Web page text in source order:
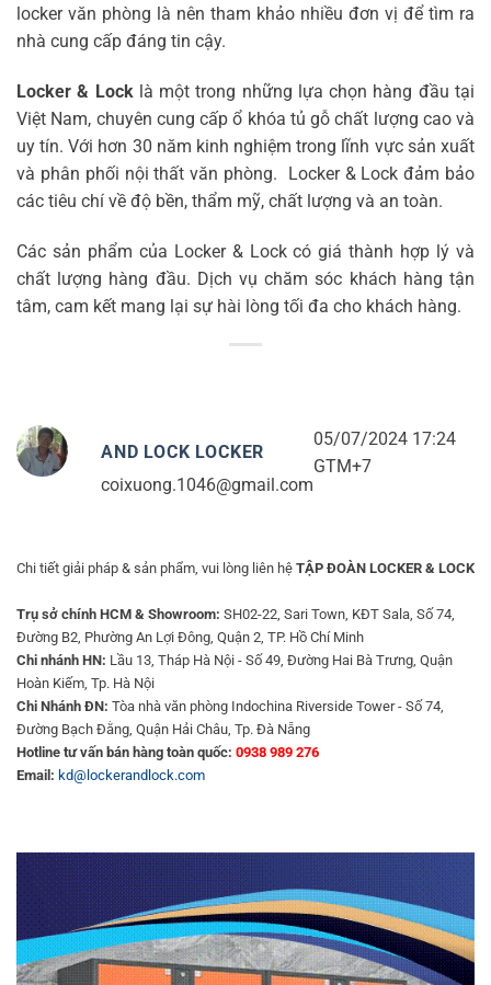
locker văn phòng là nên tham khảo nhiều đơn vị để tìm ra
nhà cung cấp đáng tin cậy.
Locker & Locklà một trong những lựa chọn hàng đầu tại
Việt Nam, chuyên cung cấp ổ khóa tủ gỗ chất lượng cao và
uy tín. Với hơn 30 năm kinh nghiệm trong lĩnh vực sản xuất
và phân phối nội thất văn phòng. Locker & Lock đảm bảo
các tiêu chí về độ bền, thẩm mỹ, chất lượng và an toàn.
Các sản phẩm của Locker & Lock có giá thành hợp lý và
chất lượng hàng đầu. Dịch vụ chăm sóc khách hàng tận
tâm, cam kết mang lại sự hài lòng tối đa cho khách hàng.
AND LOCK LOCKER
coixuong.1046@gmail.com
05/07/2024 17:24
GTM+7
Chi tiết giải pháp & sản phẩm, vui lòng liên hệ TẬP ĐOÀN LOCKER & LOCK
Trụ sở chính HCM & Showroom: SH02-22, Sari Town, KĐT Sala, Số 74,
Đường B2, Phường An Lợi Đông, Quận 2, TP. Hồ Chí Minh
Chi nhánh HN: Lầu 13, Tháp Hà Nội - Số 49, Đường Hai Bà Trưng, Quận
Hoàn Kiếm, Tp. Hà Nội
Chi Nhánh ĐN: Tòa nhà văn phòng Indochina Riverside Tower - Số 74,
Đường Bạch Đằng, Quận Hải Châu, Tp. Đà Nẵng
Hotline tư vấn bán hàng toàn quốc: 0938 989 276
Email: kd@lockerandlock.com